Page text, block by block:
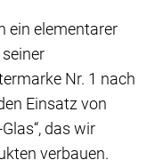
ein elementarer
Nr. 1 nach
Einsatz von
das wir
verbauen.